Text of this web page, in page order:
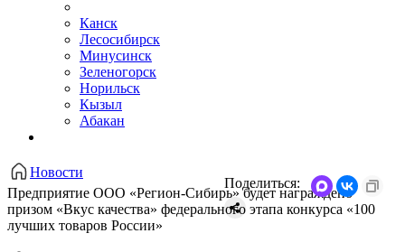
Канск
Лесосибирск
Минусинск
Зеленогорск
Норильск
Кызыл
Абакан
Новости
Предприятие ООО «Регион-Сибирь» будет награждено
призом «Вкус качества» федерального этапа конкурса «100
лучших товаров России»
Поделиться: